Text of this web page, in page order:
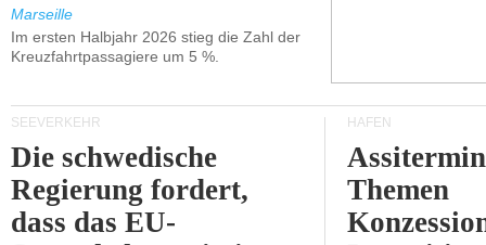
Marseille
Im ersten Halbjahr 2026 stieg die Zahl der
Kreuzfahrtpassagiere um 5 %.
SEEVERKEHR
Die schwedische
Regierung fordert,
dass das EU-
HÄFEN
Themen